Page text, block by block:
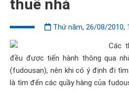
thuê nhà
Thứ năm, 26/08/2010,
Các
đều được tiến hành thông qua
(fudousan), nên khi có ý định đi
là tìm đến các quầy hàng của